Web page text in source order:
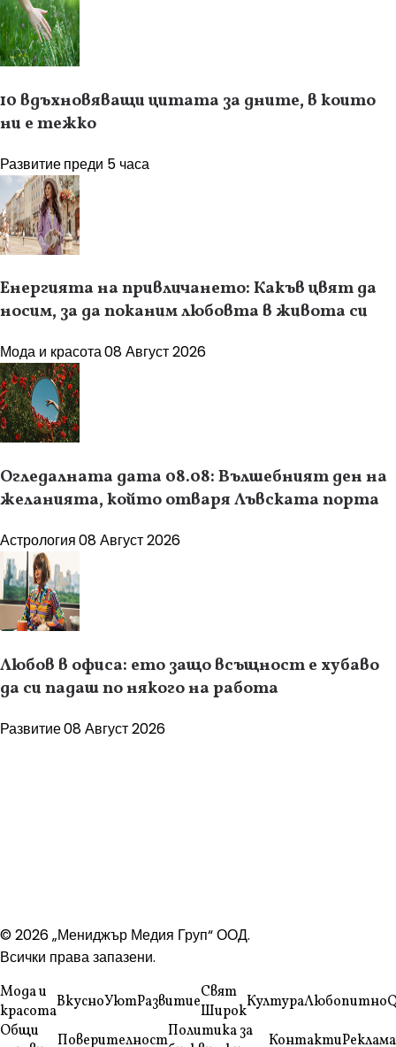
10 вдъхновяващи цитата за дните, в които
ни е тежко
Развитиепреди 5 часа
Енергията на привличането: Какъв цвят да
носим, за да поканим любовта в живота си
Мода и красота08 Август 2026
Огледалната дата 08.08: Вълшебният ден на
желанията, който отваря Лъвската порта
Астрология08 Август 2026
Любов в офиса: ето защо всъщност е хубаво
да си падаш по някого на работа
Развитие08 Август 2026
© 2026 „Мениджър Медия Груп“ ООД.
Всички права запазени.
Мода и
красотаВкусноУютРазвитиеСвят
ШирокКултураЛюбопитно
Общи
ПоверителностПолитика за
КонтактиРеклама